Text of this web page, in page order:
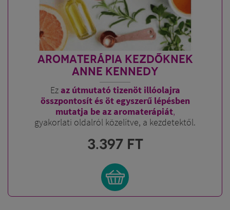
AROMATERÁPIA KEZDŐKNEK
ANNE KENNEDY
Ez az útmutató tizenöt illóolajra
összpontosít ésöt egyszerű lépésben
mutatja be az aromaterápiát,
gyakorlati oldalról közelítve, a kezdetektől.
3.397 FT